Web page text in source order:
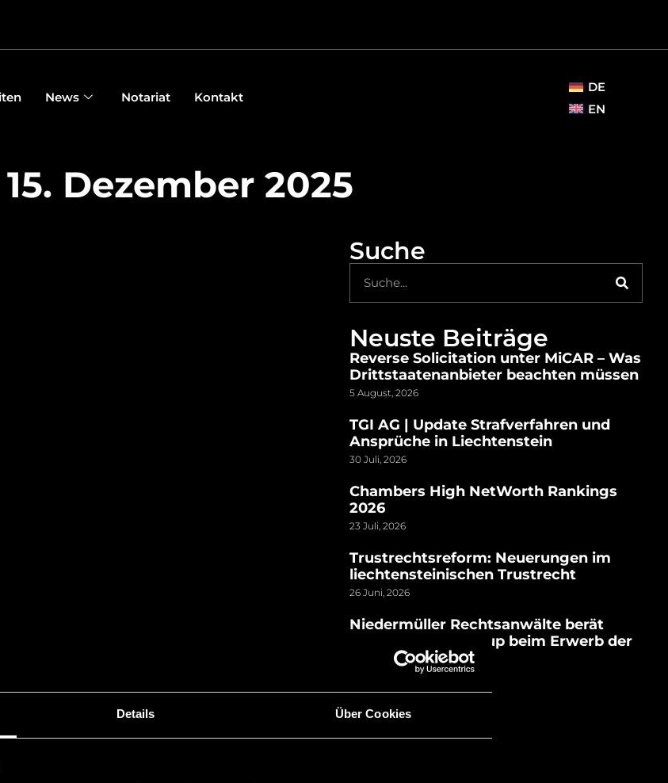
Details Über Cookies
News Notariat Kontakt
DE
EN
Dezember 2025
Suche
Neuste Beiträge
Reverse Solicitation unter MiCAR – Was
Drittstaatenanbieter beachten müssen
5 August, 2026
TGI AG | Update Strafverfahren und
Ansprüche in Liechtenstein
30 Juli, 2026
Chambers High NetWorth Rankings
2026
23 Juli, 2026
Trustrechtsreform: Neuerungen im
liechtensteinischen Trustrecht
26 Juni, 2026
Niedermüller Rechtsanwälte berät
Nordic Capital Group beim Erwerb der
1741 Group
Kategorien